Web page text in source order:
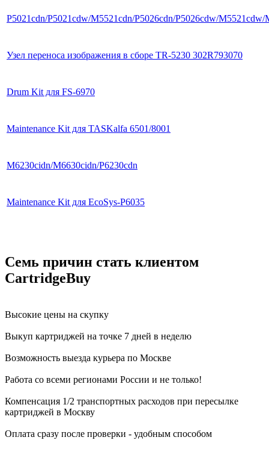
P5021cdn/P5021cdw/M5521cdn/P5026cdn/P5026cdw/
Узел переноса изображения в сборе TR-5230 302R793070
Drum Kit для FS-6970
Maintenance Kit для TASKalfa 6501/8001
M6230cidn/M6630cidn/P6230cdn
Maintenance Kit для EcoSys-P6035
Семь причин стать клиентом
CartridgeBuy
Высокие цены на скупку
Выкуп картриджей на точке 7 дней в неделю
Возможность выезда курьера по Москве
Работа со всеми регионами России и не только!
Компенсация 1/2 транспортных расходов при пересылке
картриджей в Москву
Оплата сразу после проверки - удобным способом